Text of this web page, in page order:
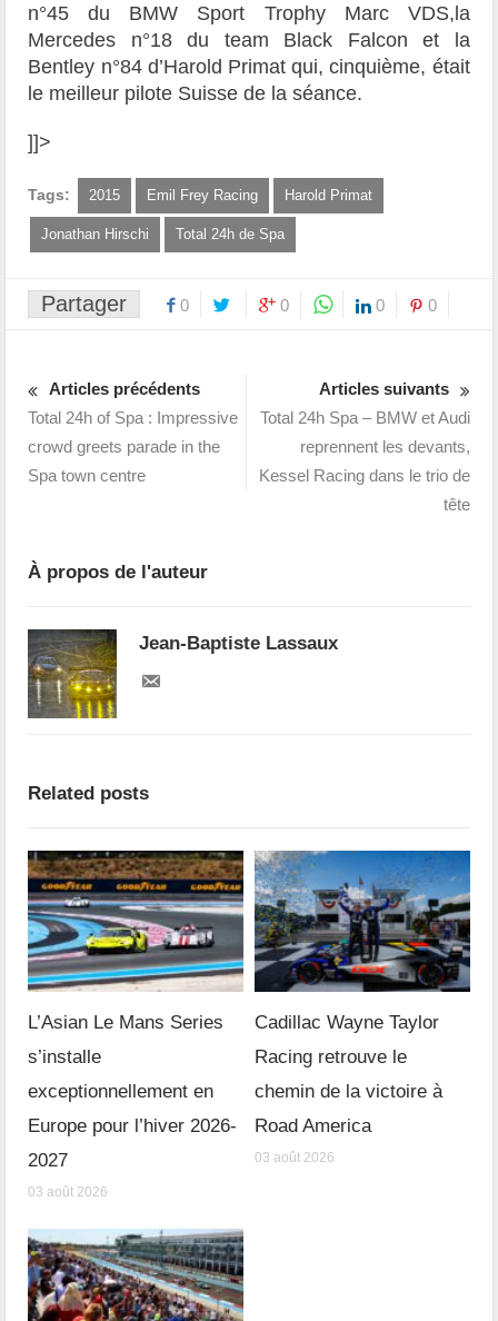
n°45 du BMW Sport Trophy Marc VDS,la
Mercedes n°18 du team Black Falcon et la
Bentley n°84 d’Harold Primat qui, cinquième, était
le meilleur pilote Suisse de la séance.
]]>
Tags: 2015 Emil Frey Racing Harold Primat
Jonathan Hirschi Total 24h de Spa
Partager 0 0 0 0
Articles précédents
Total 24h of Spa : Impressive
crowd greets parade in the
Spa town centre
Articles suivants
Total 24h Spa – BMW et Audi
reprennent les devants,
Kessel Racing dans le trio de
tête
À propos de l'auteur
Jean-Baptiste Lassaux
Related posts
L’Asian Le Mans Series
s’installe
exceptionnellement en
Europe pour l’hiver 2026-
2027
03 août 2026
Cadillac Wayne Taylor
Racing retrouve le
chemin de la victoire à
Road America
03 août 2026